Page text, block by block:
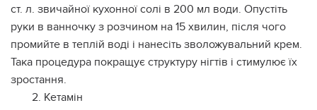
ст. л. звичайної кухонної солі в 200 мл води. Опустіть
руки в ванночку з розчином на 15 хвилин, після чого
промийте в теплій воді і нанесіть зволожувальний крем.
Така процедура покращує структуру нігтів і стимулює їх
зростання.
2. Кетамін